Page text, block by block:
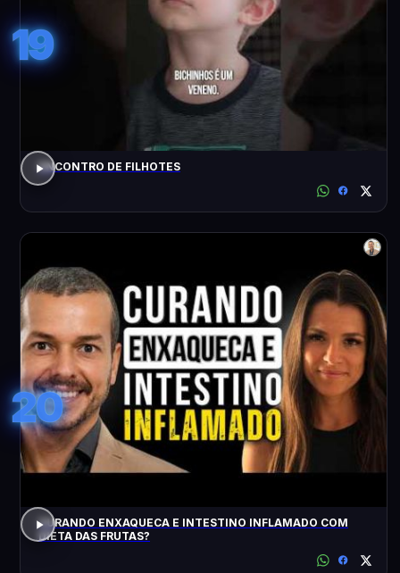
19
ENCONTRO DE FILHOTES
20
CURANDO ENXAQUECA E INTESTINO INFLAMADO COM
DIETA DAS FRUTAS?